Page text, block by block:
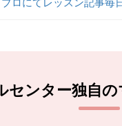
ロにてレッスン記事毎
センター独自